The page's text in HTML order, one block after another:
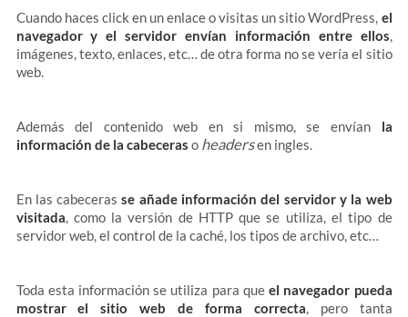
Cuando haces click en un enlace o visitas un sitio WordPress, el
navegador y el servidor envían información entre ellos,
imágenes, texto, enlaces, etc… de otra forma no se vería el sitio
web.
Además del contenido web en si mismo, se envían la
información de la cabeceras o headersen ingles.
En las cabecerasse añade información del servidor y la web
visitada, como la versión de HTTP que se utiliza, el tipo de
servidor web, el control de la caché, los tipos de archivo, etc…
Toda esta información se utiliza para queel navegador pueda
mostrar el sitio web de forma correcta, pero tanta